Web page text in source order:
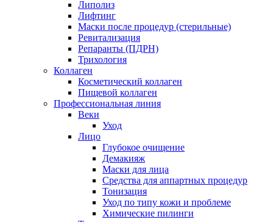
Липолиз
Лифтинг
Маски после процедур (стерильные)
Ревитализация
Репаранты (ПДРН)
Трихология
Коллаген
Косметический коллаген
Пищевой коллаген
Профессиональная линия
Веки
Уход
Лицо
Глубокое очищение
Демакияж
Маски для лица
Средства для аппартных процедур
Тонизация
Уход по типу кожи и проблеме
Химические пилинги